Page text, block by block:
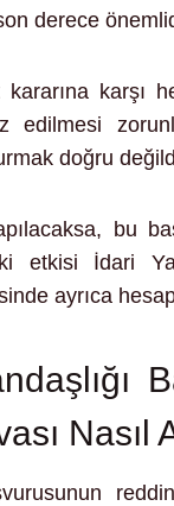
derece
karşı
edilmesi
doğru
bu
etkisi İdari
ayrıca
Nasıl